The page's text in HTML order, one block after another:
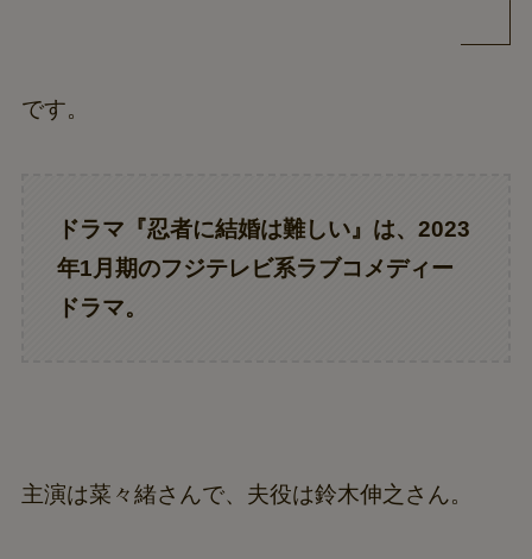
です。
ドラマ『忍者に結婚は難しい』は、2023
年1月期のフジテレビ系ラブコメディー
ドラマ。
主演は菜々緒さんで、夫役は鈴木伸之さん。